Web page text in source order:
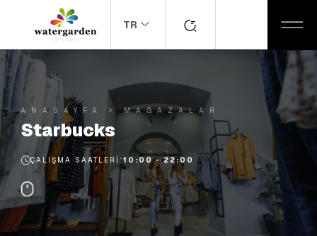
TR
ANASAYFA MAĞAZALAR
Starbucks
ÇALIŞMA SAATLERI:10:00 - 22:00